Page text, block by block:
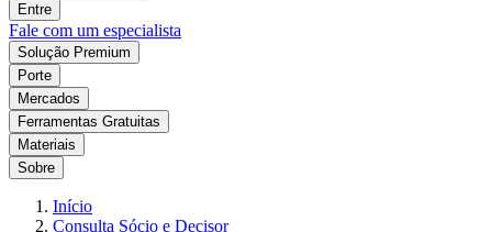
Entre
Fale com um especialista
Solução Premium
Porte
Mercados
Ferramentas Gratuitas
Materiais
Sobre
Início
Consulta Sócio e Decisor